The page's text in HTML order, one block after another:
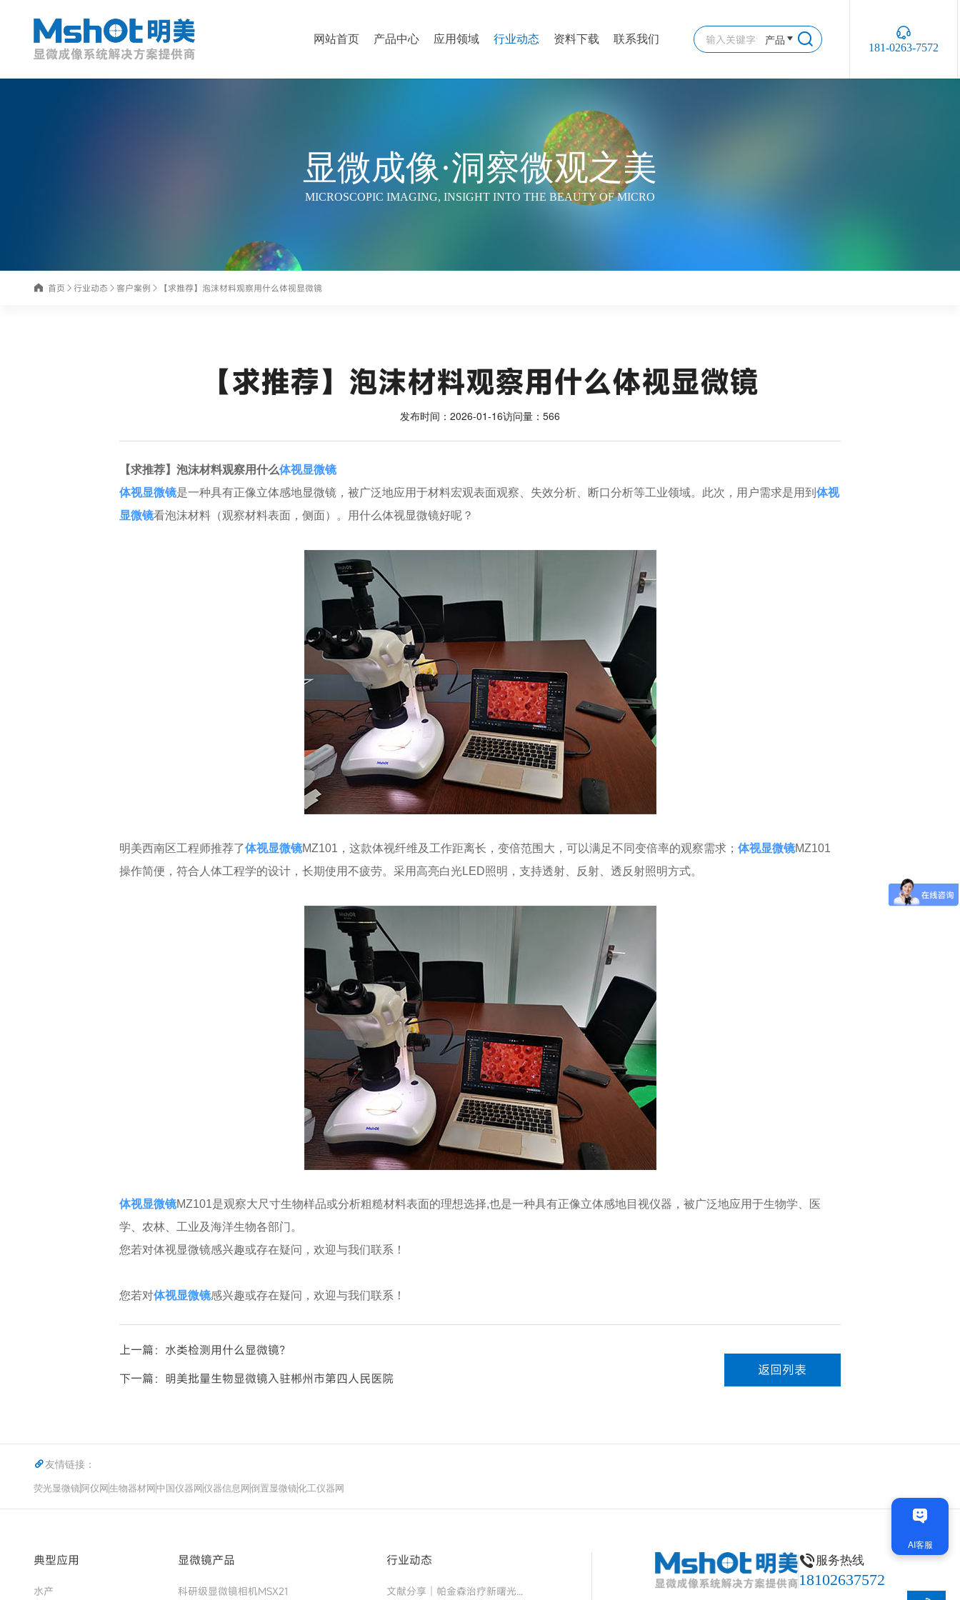
网站首页 产品中心 应用领域 行业动态 资料下载 联系我们 产品
181-0263-7572
显微成像·洞察微观之美
MICROSCOPIC IMAGING, INSIGHT INTO THE BEAUTY OF MICRO
首页 行业动态 客户案例 【求推荐】泡沫材料观察用什么体视显微镜
【求推荐】泡沫材料观察用什么体视显微镜
发布时间：2026-01-16访问量：566
【求推荐】泡沫材料观察用什么体视显微镜
体视显微镜是一种具有正像立体感地显微镜，被广泛地应用于材料宏观表面观察、失效分析、断口分析等工业领域。此次，用户需求是用到体视
显微镜看泡沫材料（观察材料表面，侧面）。用什么体视显微镜好呢？
明美西南区工程师推荐了体视显微镜MZ101，这款体视纤维及工作距离长，变倍范围大，可以满足不同变倍率的观察需求；体视显微镜MZ101
操作简便，符合人体工程学的设计，长期使用不疲劳。采用高亮白光LED照明，支持透射、反射、透反射照明方式。
体视显微镜MZ101是观察大尺寸生物样品或分析粗糙材料表面的理想选择,也是一种具有正像立体感地目视仪器，被广泛地应用于生物学、医
学、农林、工业及海洋生物各部门。
您若对体视显微镜感兴趣或存在疑问，欢迎与我们联系！
您若对体视显微镜感兴趣或存在疑问，欢迎与我们联系！
上一篇：水类检测用什么显微镜？
下一篇：明美批量生物显微镜入驻郴州市第四人民医院
返回列表
友情链接：
荧光显微镜 阿仪网 生物器材网 中国仪器网 仪器信息网 倒置显微镜化工仪器网
典型应用
水产
显微镜产品
科研级显微镜相机MSX21
行业动态
文献分享│帕金森治疗新曙光！“免疫隐形 + 安全开关” 细胞移植物，破解细胞治疗两大难题
服务热线
18102637572